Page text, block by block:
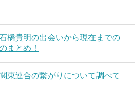
橋貴明の出会いから現在までの
まとめ！
東連合の繋がりについて調べて